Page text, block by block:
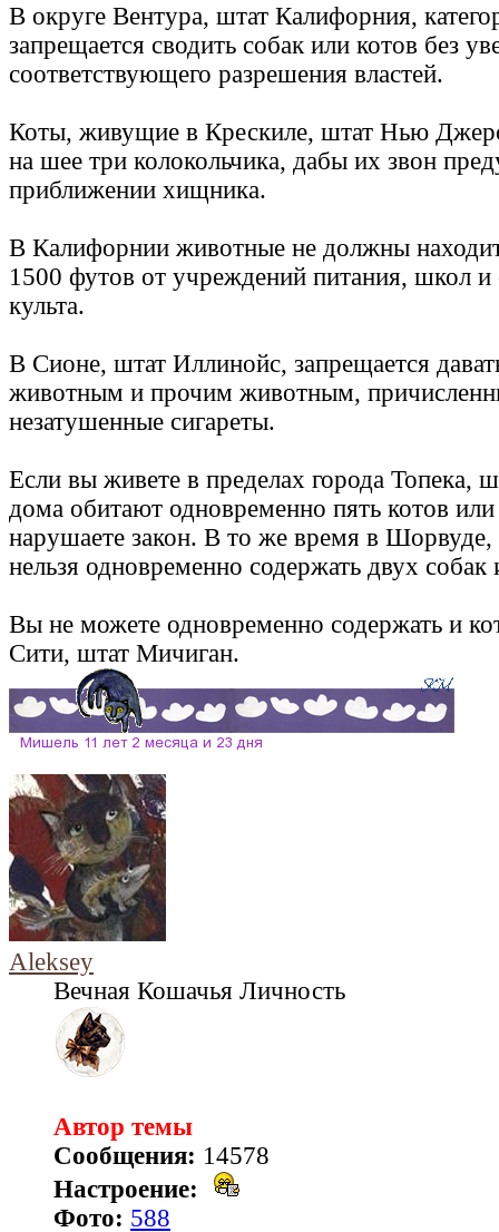
В округе Вентура, штат Калифорния,
запрещается сводить собак или котов без
соответствующего разрешения властей.
Коты, живущие в Крескиле, штат Нью
на шее три колокольчика, дабы их звон
приближении хищника.
В Калифорнии животные не должны
1500 футов от учреждений питания, школ
культа.
В Сионе, штат Иллинойс, запрещается
животным и прочим животным,
незатушенные сигареты.
Если вы живете в пределах города Топека,
дома обитают одновременно пять котов
нарушаете закон. В то же время в
нельзя одновременно содержать двух собак
Вы не можете одновременно содержать и
Сити, штат Мичиган.
Aleksey
Вечная Кошачья Личность
Автор темы
Сообщения: 14578
Настроение:
Фото: 588